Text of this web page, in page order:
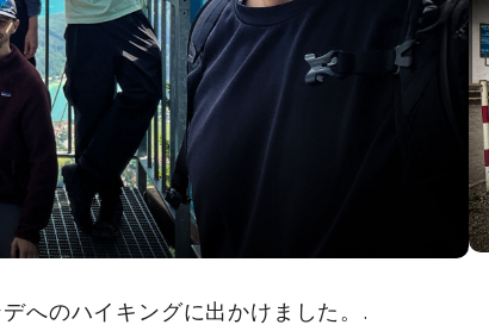
へのハイキングに出かけました。.